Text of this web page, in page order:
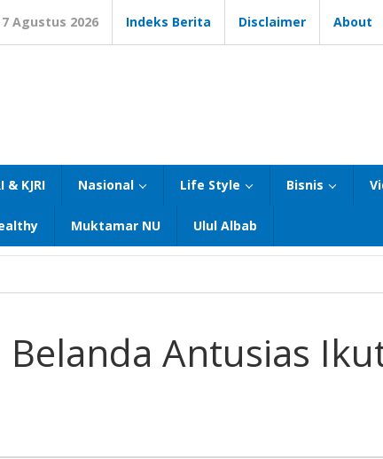
7 Agustus 2026 Indeks Berita Disclaimer About
& KJRI Nasional Life Style Bisnis
Muktamar NU Ulul Albab
Antusias